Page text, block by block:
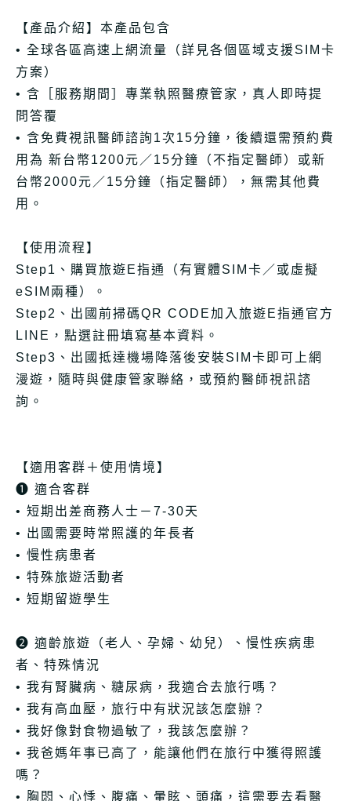
【產品介紹】本產品包含
• 全球各區高速上網流量（詳見各個區域支援SIM卡
方案）
• 含［服務期間］專業執照醫療管家，真人即時提
問答覆
• 含免費視訊醫師諮詢1次15分鐘，後續還需預約費
用為 新台幣1200元／15分鐘（不指定醫師）或新
台幣2000元／15分鐘（指定醫師），無需其他費
用。
【使用流程】
Step1、購買旅遊E指通（有實體SIM卡／或虛擬
eSIM兩種）。
Step2、出國前掃碼QR CODE加入旅遊E指通官方
LINE，點選註冊填寫基本資料。
Step3、出國抵達機場降落後安裝SIM卡即可上網
漫遊，隨時與健康管家聯絡，或預約醫師視訊諮
詢。
【適用客群＋使用情境】
➊ 適合客群
• 短期出差商務人士－7-30天
• 出國需要時常照護的年長者
• 慢性病患者
• 特殊旅遊活動者
• 短期留遊學生
➋ 適齡旅遊（老人、孕婦、幼兒）、慢性疾病患
者、特殊情況
• 我有腎臟病、糖尿病，我適合去旅行嗎？
• 我有高血壓，旅行中有狀況該怎麼辦？
• 我好像對食物過敏了，我該怎麼辦？
• 我爸媽年事已高了，能讓他們在旅行中獲得照護
嗎？
• 胸悶、心悸、腹痛、暈眩、頭痛，這需要去看醫